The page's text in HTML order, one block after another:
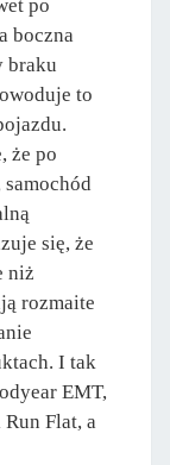
po
boczna
braku
to
że po
się, że
niż
rozmaite
I tak
EMT,
Flat, a